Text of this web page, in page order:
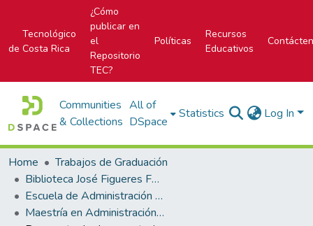
Tecnológico
de Costa Rica
¿Cómo
publicar en
el
Repositorio
TEC?
Políticas
Recursos
Educativos
Communities
& Collections
All of
DSpace
Statistics Log In
Home
Trabajos de Graduación
Biblioteca José Figueres Ferrer
Escuela de Administración de Empresas
Maestría en Administración de Empresas